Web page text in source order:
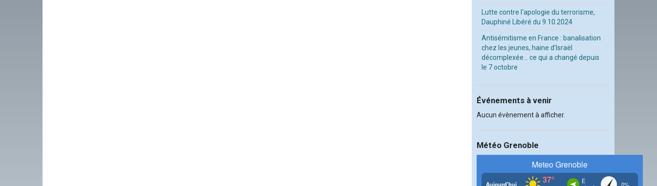
Lutte contre l'apologie du terrorisme,
Dauphiné Libéré du 9.10.2024
Antisémitisme en France : banalisation
chez les jeunes, haine d’Israël
décomplexée… ce qui a changé depuis
le 7 octobre
Événements à venir
Aucun évènement à afficher.
Météo Grenoble